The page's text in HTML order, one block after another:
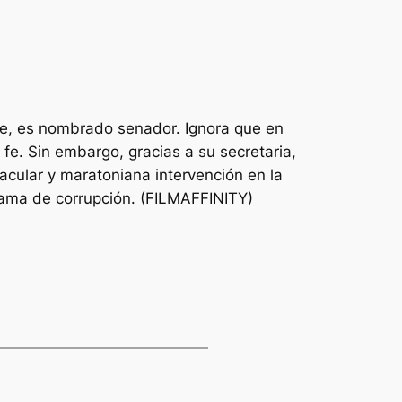
es nombrado senador. Ignora que en
Sin embargo, gracias a su secretaria,
y maratoniana intervención en la
de corrupción. (FILMAFFINITY)